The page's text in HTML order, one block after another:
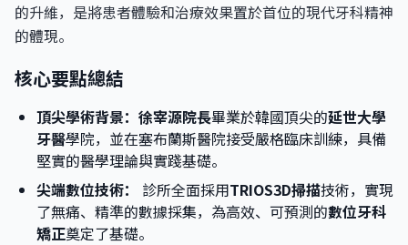
的升維，是將患者體驗和治療效果置於首位的現代牙科精神
的體現。
核心要點總結
頂尖學術背景： 徐宰源院長畢業於韓國頂尖的延世大學
牙醫學院，並在塞布蘭斯醫院接受嚴格臨床訓練，具備
堅實的醫學理論與實踐基礎。
尖端數位技術：
診所全面採用TRIOS3D掃描技術，實現
了無痛、精準的數據採集，為高效、可預測的數位牙科
矯正奠定了基礎。